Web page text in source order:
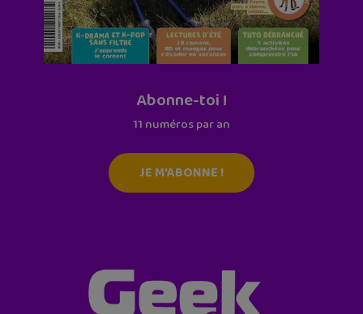
Abonne-toi !
11 numéros par an
JE M'ABONNE !